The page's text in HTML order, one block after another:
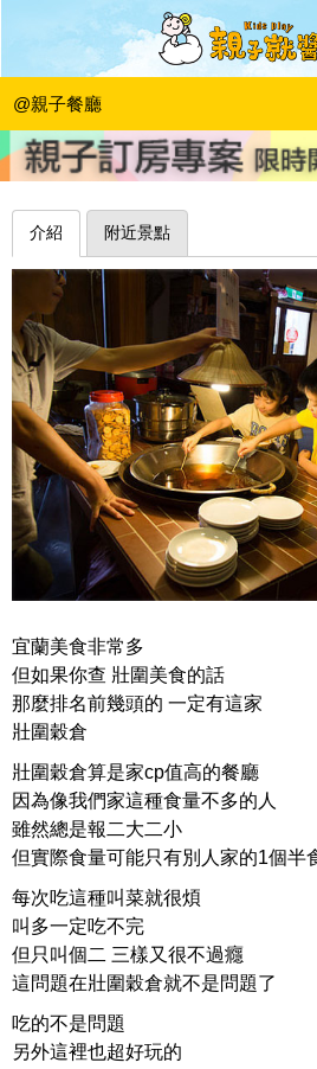
@親子餐廳
新鮮的老東西！古童玩
古早麥芽糖餅乾～宜蘭
Vici 的綺麗世界有GUMO|2015-06-01
介紹 附近景點
宜蘭美食非常多
但如果你查 壯圍美食的話
那麼排名前幾頭的 一定有這家
壯圍穀倉
壯圍穀倉算是家cp值高的餐廳
因為像我們家這種食量不多的人
雖然總是報二大二小
但實際食量可能只有別人家的1個半
每次吃這種叫菜就很煩
叫多一定吃不完
但只叫個二 三樣又很不過癮
這問題在壯圍穀倉就不是問題了
吃的不是問題
另外這裡也超好玩的